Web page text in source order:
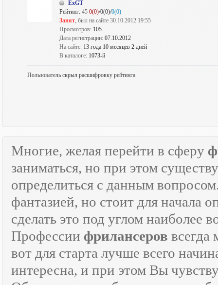
ExGT
Рейтинг: 45 0(0)/0(0)/0(0)
Занят, был на сайте 30.10.2012 19:55
Просмотров: 105
Дата регистрации: 07.10.2012
На сайте: 13 года 10 месяцев 2 дней
В каталоге: 1073-й
Пользователь скрыл расшифровку рейтинга
Многие, желая перейти в сферу
заниматься, но при этом
определиться с данным
фантазией, но стоит для начала
сделать это под углом наиболее
Профессии фрилансеров
вот для старта лучше всего
интересна, и при этом Вы